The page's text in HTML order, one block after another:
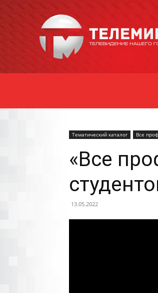
Уссурийска
Тематический каталог Все
«Все
13.05.2022